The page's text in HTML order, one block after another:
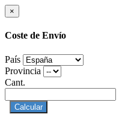
×
Coste de Envío
País
Provincia
Cant.
Calcular